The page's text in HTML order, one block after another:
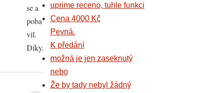
se a
poba
vil.
Díky.
uprime receno, tuhle funkci
Cena 4000 Kč
Pevná.
K předání
možná je jen zaseknutý
nebo
Že by tady nebyl žádný